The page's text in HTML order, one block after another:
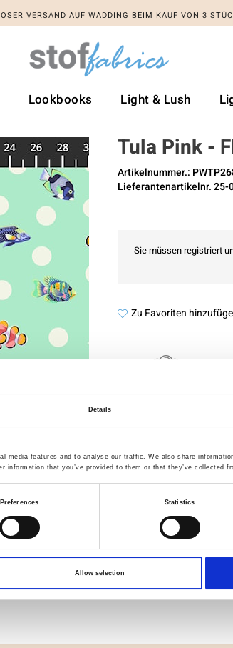
Details
media features and to analyse our traffic. We also share
information that you’ve provided to them or that they’ve collected
Preferences Statistics
Allow selection
VERSAND AUF WADDING BEIM KAUF VON 3
Lookbooks Light & Lush
Tula Pink -
Artikelnummer.:
Lieferantenartikelnr. 25-
Sie müssen registriert
Zu Favoriten
Spezifikation
Material
Gewicht pro